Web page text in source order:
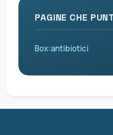
PAGINE CHE
Box:antibiotici